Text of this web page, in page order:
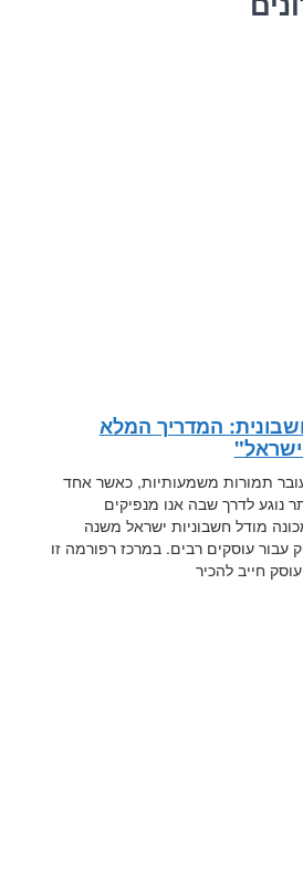
המדריך המלא
תמורות משמעותיות, כאשר אחד
נוגע לדרך שבה אנו מנפיקים
מודל חשבוניות ישראל משנה
עוסקים רבים. במרכז רפורמה זו
חייב להכיר